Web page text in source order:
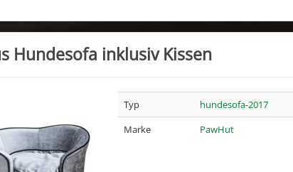
Hundesofa inklusiv Kissen
Typ
hundesofa-2017
Marke
PawHut